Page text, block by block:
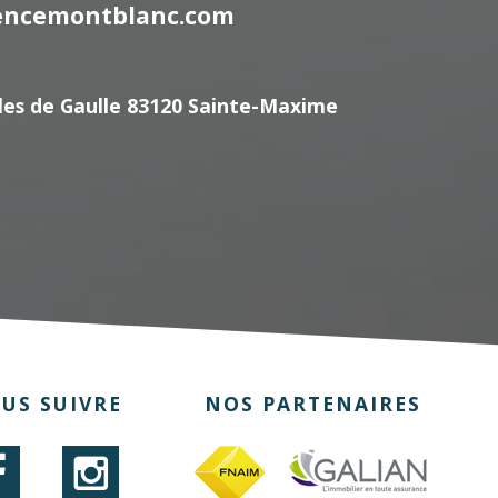
de Gaulle 83120 Sainte-Maxime
SUIVRE NOS PARTENAIRES